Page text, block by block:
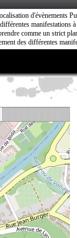
d'évènements
manifestations
comme un strict
des différentes